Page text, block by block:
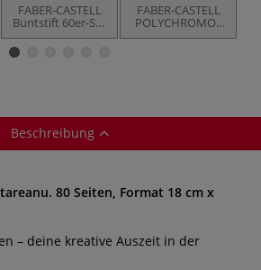
FABER-CASTELL
Buntstift 60er-Set
im Metalletui
FABER-CASTELL
POLYCHROMOS
Farbstifte-
Beschreibung
80 Seiten, Format 18 cm x
– deine kreative Auszeit in der